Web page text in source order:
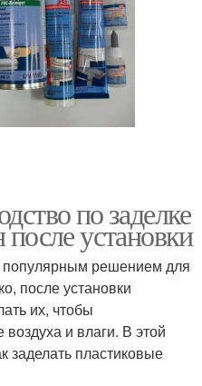
по заделке
установки
популярным решением для
после установки
их, чтобы
и влаги. В этой
заделать пластиковые